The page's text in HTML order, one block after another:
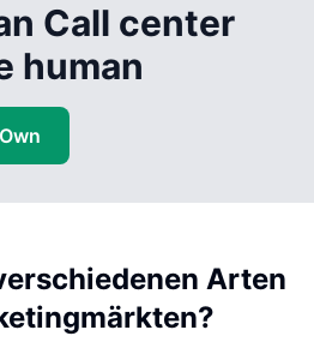
Call center
human
Arten